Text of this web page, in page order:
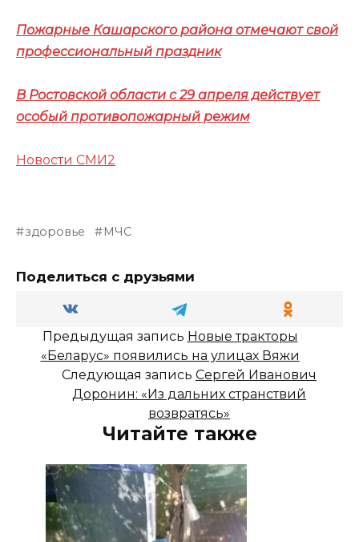
Пожарные Кашарского района отмечают свой
профессиональный праздник
В Ростовской области с 29 апреля действует
особый противопожарный режим
Новости СМИ2
здоровье МЧС
Поделиться с друзьями
Предыдущая запись Новые тракторы
«Беларус» появились на улицах Вяжи
Следующая запись Сергей Иванович
Доронин: «Из дальних странствий
возвратясь»
Читайте также